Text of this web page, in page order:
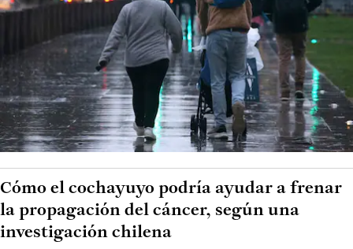
Cómo el cochayuyo podría ayudar a frenar
la propagación del cáncer, según una
investigación chilena